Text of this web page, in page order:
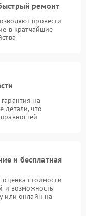
ремонт
провести
в кратчайшие
на
детали, что
и бесплатная
оценка стоимости
и возможность
или онлайн на